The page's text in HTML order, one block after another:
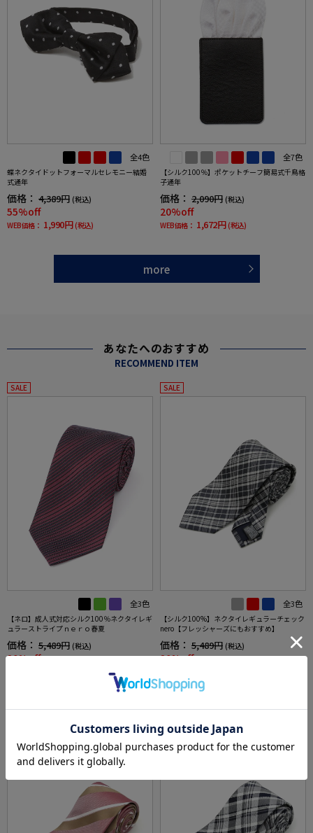
全4色
蝶ネクタイドットフォーマルセレモニー結婚
式通年
価格： 4,389円 (税込)
55%off
WEB価格： 1,990円 (税込)
全7色
【シルク100％】ポケットチーフ簡易式千鳥格
子通年
価格： 2,090円 (税込)
20%off
WEB価格： 1,672円 (税込)
more
あなたへのおすすめ
RECOMMEND ITEM
SALE
全3色
【ネロ】成人式対応シルク100％ネクタイレギ
ュラーストライプｎｅｒｏ春夏
価格： 5,489円 (税込)
20%off
★2点で1,000円OFF／3点で3,00
SALE
全3色
【シルク100%】ネクタイレギュラーチェック
nero【フレッシャーズにもおすすめ】
価格： 5,489円 (税込)
20%off
★2点で1,000円OFF／3点で3,00
SALE